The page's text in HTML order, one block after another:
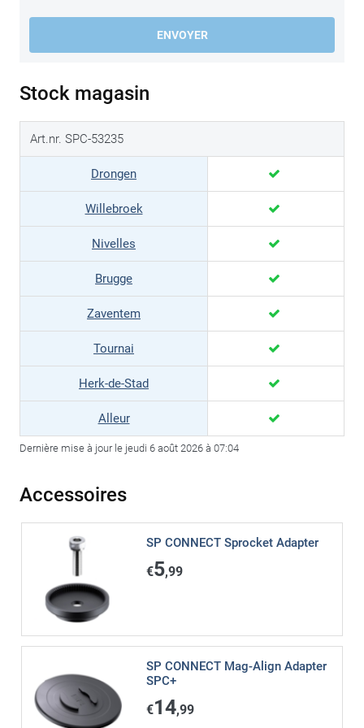
ENVOYER
Stock magasin
Art.nr. SPC-53235
Drongen
Willebroek
Nivelles
Brugge
Zaventem
Tournai
Herk-de-Stad
Alleur
Dernière mise à jour le jeudi 6 août 2026 à 07:04
Accessoires
SP CONNECT Sprocket Adapter
€5,99
SP CONNECT Mag-Align Adapter
SPC+
€14,99